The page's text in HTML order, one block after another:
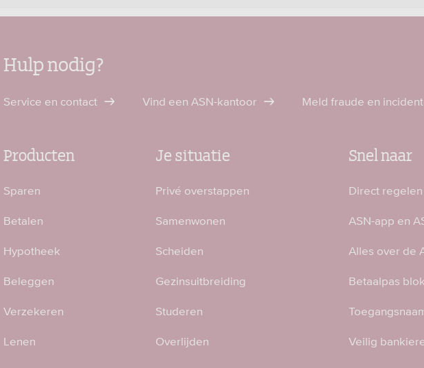
Hulp nodig?
Service en contact Vind een ASN-kantoor Meld fraude en
Producten
Sparen
Betalen
Hypotheek
Beleggen
Verzekeren
Lenen
Je situatie
Privé overstappen
Samenwonen
Scheiden
Gezinsuitbreiding
Studeren
Overlijden
Snel naar
Direct regelen
ASN-app en
Alles over de
Betaalpas
Veilig